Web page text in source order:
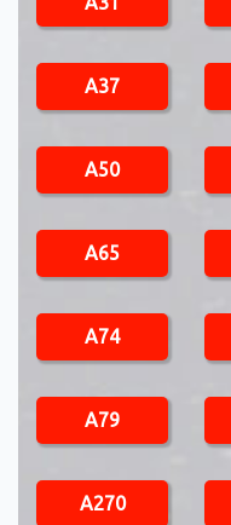
A37
A50
A65
A74
A79
A270